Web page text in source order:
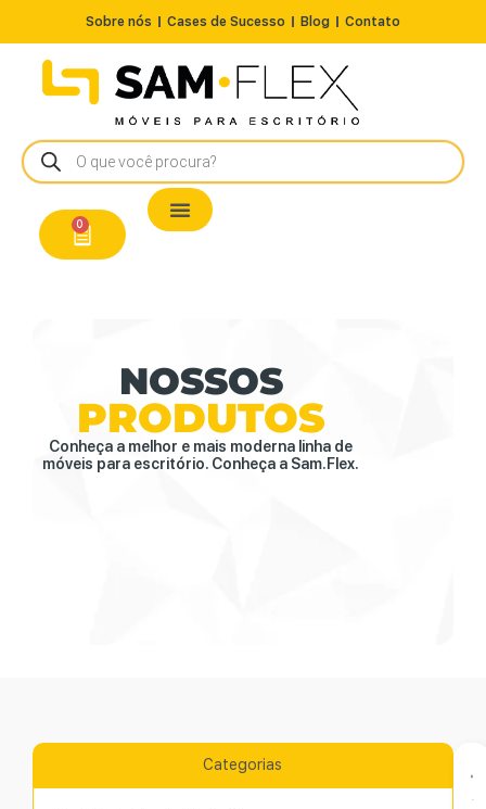
Sobre nós Cases de Sucesso Blog Contato
0
NOSSOS
PRODUTOS
Conheça a melhor e mais moderna linha de
móveis para escritório. Conheça a Sam.Flex.
Categorias